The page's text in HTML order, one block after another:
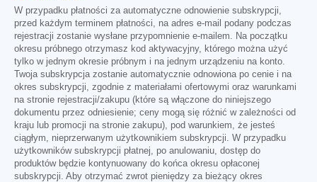
W przypadku płatności za automatyczne odnowienie subskrypcji,
przed każdym terminem płatności, na adres e-mail podany podczas
rejestracji zostanie wysłane przypomnienie e-mailem. Na początku
okresu próbnego otrzymasz kod aktywacyjny, którego można użyć
tylko w jednym okresie próbnym i na jednym urządzeniu na konto.
Twoja subskrypcja zostanie automatycznie odnowiona po cenie i na
okres subskrypcji, zgodnie z materiałami ofertowymi oraz warunkami
na stronie rejestracji/zakupu (które są włączone do niniejszego
dokumentu przez odniesienie; ceny mogą się różnić w zależności od
kraju lub promocji na stronie zakupu), pod warunkiem, że jesteś
ciągłym, nieprzerwanym użytkownikiem subskrypcji. W przypadku
użytkowników subskrypcji płatnej, po anulowaniu, dostęp do
produktów będzie kontynuowany do końca okresu opłaconej
subskrypcji. Aby otrzymać zwrot pieniędzy za bieżący okres